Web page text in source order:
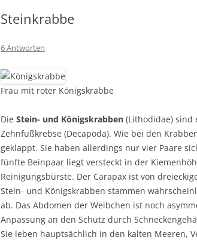
Steinkrabbe
6 Antworten
Frau mit roter Königskrabbe
Die Stein- und Königskrabben (Lithodidae) sind
Zehnfußkrebse (Decapoda). Wie bei den
geklappt. Sie haben allerdings nur vier Paare
fünfte Beinpaar liegt versteckt in der
Reinigungsbürste. Der Carapax ist von
Stein- und Königskrabben stammen
ab. Das Abdomen der Weibchen ist noch
Anpassung an den Schutz durch
Sie leben hauptsächlich in den kalten Meeren,